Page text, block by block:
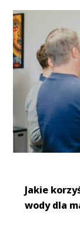
Jakie
wody dla